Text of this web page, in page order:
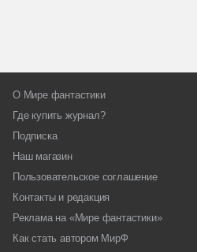
О Мире фантастики
Где купить журнал?
Подписка
Наш магазин
Пользовательское соглашение
Контакты и редакция
Реклама на «Мире фантастики»
Как стать автором МирФ